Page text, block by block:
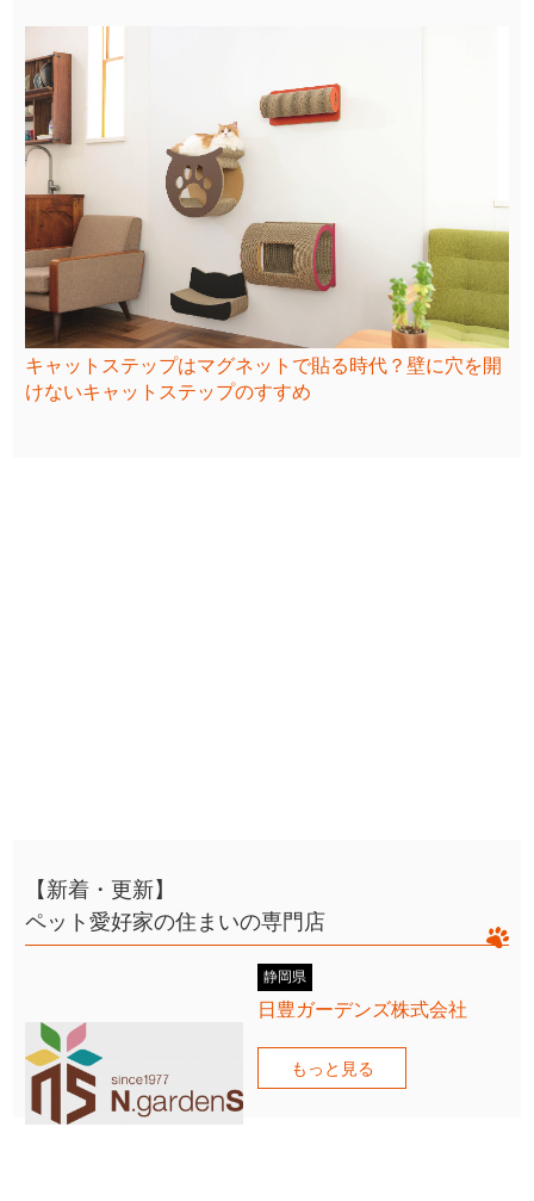
キャットステップはマグネットで貼る時代？壁に穴を開
けないキャットステップのすすめ
【新着・更新】
ペット愛好家の住まいの専門店
静岡県
日豊ガーデンズ株式会社
もっと見る